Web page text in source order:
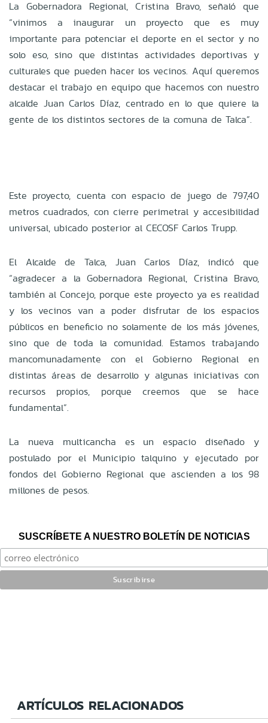
La Gobernadora Regional, Cristina Bravo, señaló que
“vinimos a inaugurar un proyecto que es muy
importante para potenciar el deporte en el sector y no
solo eso, sino que distintas actividades deportivas y
culturales que pueden hacer los vecinos. Aquí queremos
destacar el trabajo en equipo que hacemos con nuestro
alcalde Juan Carlos Díaz, centrado en lo que quiere la
gente de los distintos sectores de la comuna de Talca”.
Este proyecto, cuenta con espacio de juego de 797,40
metros cuadrados, con cierre perimetral y accesibilidad
universal, ubicado posterior al CECOSF Carlos Trupp.
El Alcalde de Talca, Juan Carlos Díaz, indicó que
“agradecer a la Gobernadora Regional, Cristina Bravo,
también al Concejo, porque este proyecto ya es realidad
y los vecinos van a poder disfrutar de los espacios
públicos en beneficio no solamente de los más jóvenes,
sino que de toda la comunidad. Estamos trabajando
mancomunadamente con el Gobierno Regional en
distintas áreas de desarrollo y algunas iniciativas con
recursos propios, porque creemos que se hace
fundamental”.
La nueva multicancha es un espacio diseñado y
postulado por el Municipio talquino y ejecutado por
fondos del Gobierno Regional que ascienden a los 98
millones de pesos.
SUSCRÍBETE A NUESTRO BOLETÍN DE NOTICIAS
ARTÍCULOS RELACIONADOS